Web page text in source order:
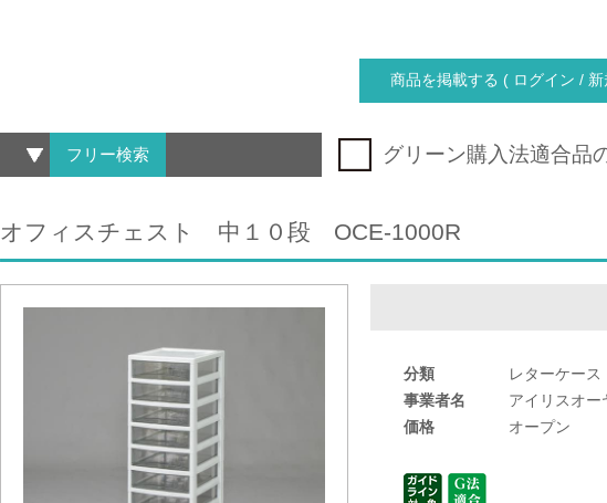
商品を掲載する ( ログイン / 新
フリー検索 グリーン購入法適合品
オフィスチェスト 中１０段 OCE-1000R
分類
レターケース
事業者名
アイリスオー
価格
オープン